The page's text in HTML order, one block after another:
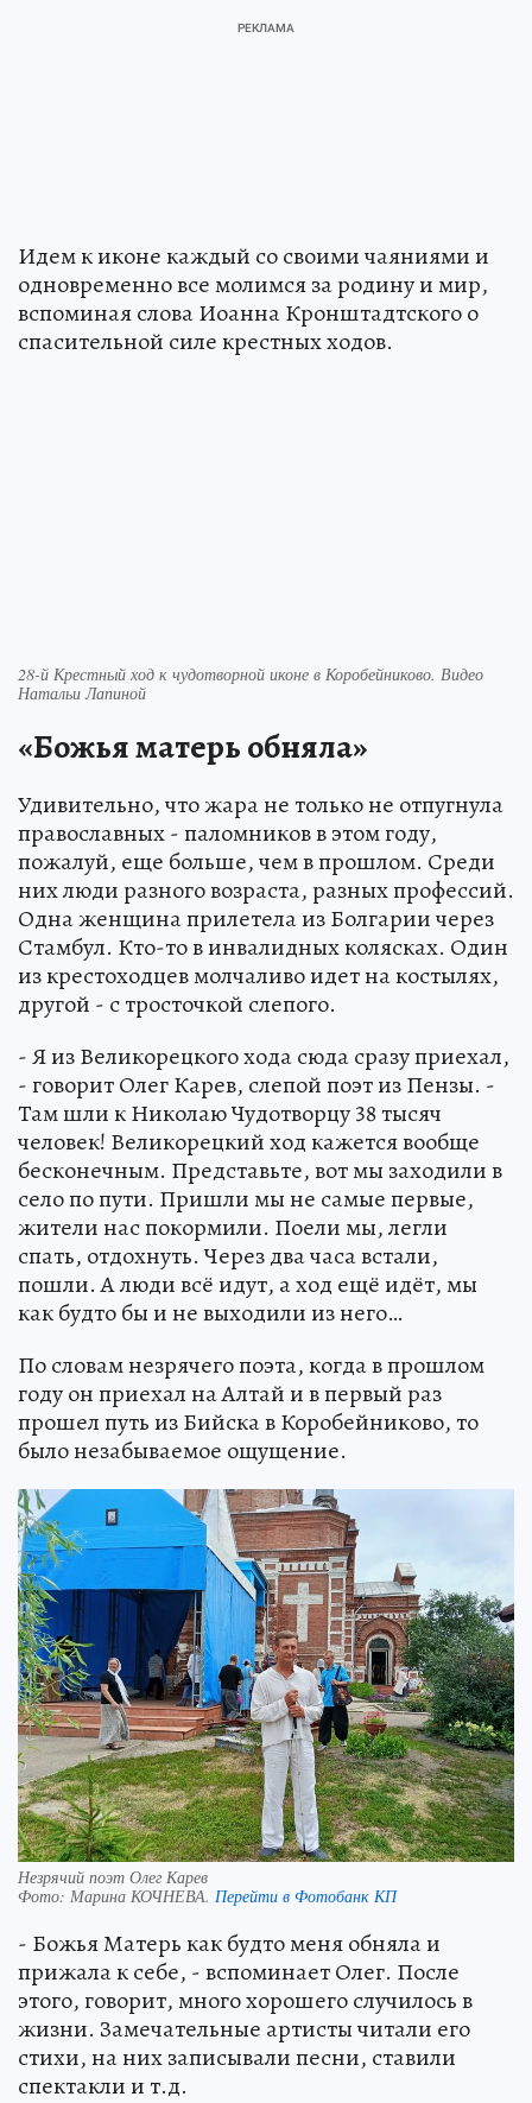
Идем к иконе каждый со своими чаяниями и
одновременно все молимся за родину и мир,
вспоминая слова Иоанна Кронштадтского о
спасительной силе крестных ходов.
28-й Крестный ход к чудотворной иконе в Коробейниково. Видео
Натальи Лапиной
«Божья матерь обняла»
Удивительно, что жара не только не отпугнула
православных - паломников в этом году,
пожалуй, еще больше, чем в прошлом. Среди
них люди разного возраста, разных профессий.
Одна женщина прилетела из Болгарии через
Стамбул. Кто-то в инвалидных колясках. Один
из крестоходцев молчаливо идет на костылях,
другой - с тросточкой слепого.
- Я из Великорецкого хода сюда сразу приехал,
- говорит Олег Карев, слепой поэт из Пензы. -
Там шли к Николаю Чудотворцу 38 тысяч
человек! Великорецкий ход кажется вообще
бесконечным. Представьте, вот мы заходили в
село по пути. Пришли мы не самые первые,
жители нас покормили. Поели мы, легли
спать, отдохнуть. Через два часа встали,
пошли. А люди всё идут, а ход ещё идёт, мы
как будто бы и не выходили из него…
По словам незрячего поэта, когда в прошлом
году он приехал на Алтай и в первый раз
прошел путь из Бийска в Коробейниково, то
было незабываемое ощущение.
Незрячий поэт Олег Карев
Фото: Марина КОЧНЕВА. Перейти в Фотобанк КП
- Божья Матерь как будто меня обняла и
прижала к себе, - вспоминает Олег. После
этого, говорит, много хорошего случилось в
жизни. Замечательные артисты читали его
стихи, на них записывали песни, ставили
спектакли и т.д.